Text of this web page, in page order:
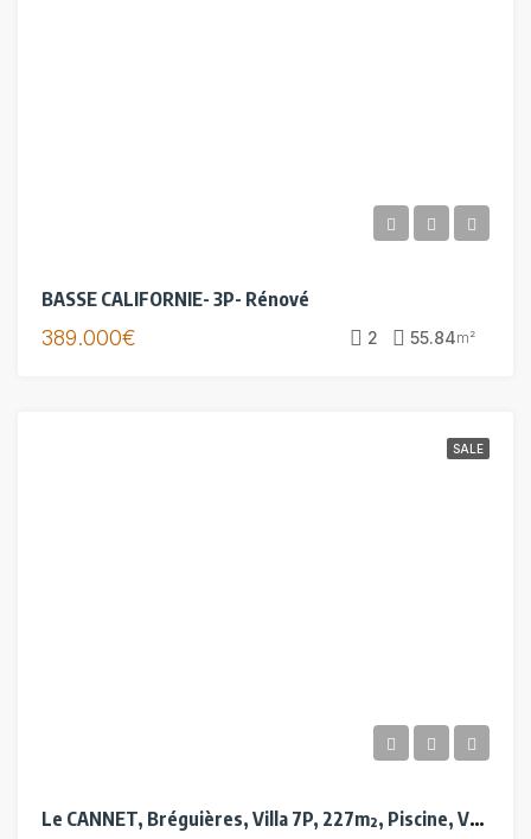
BASSE CALIFORNIE- 3P- Rénové
389.000€ 2 55.84m²
SALE
Le CANNET, Bréguières, Villa 7P, 227m², Piscine, Vue mer